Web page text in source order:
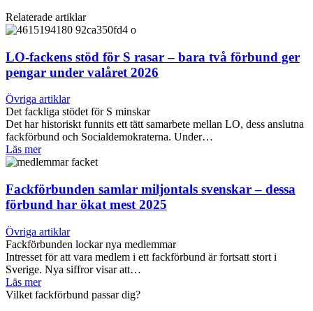
Relaterade artiklar
LO-fackens stöd för S rasar – bara två förbund ger
pengar under valåret 2026
Övriga artiklar
Det fackliga stödet för S minskar
Det har historiskt funnits ett tätt samarbete mellan LO, dess anslutna
fackförbund och Socialdemokraterna. Under…
Läs mer
Fackförbunden samlar miljontals svenskar – dessa
förbund har ökat mest 2025
Övriga artiklar
Fackförbunden lockar nya medlemmar
Intresset för att vara medlem i ett fackförbund är fortsatt stort i
Sverige. Nya siffror visar att…
Läs mer
Vilket fackförbund passar dig?